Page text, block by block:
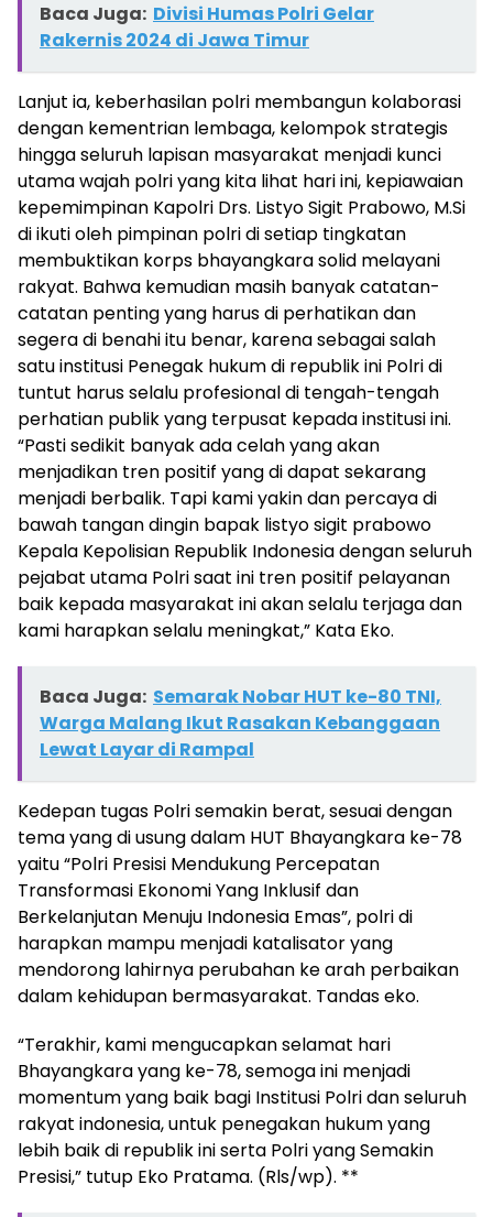
Baca Juga: Divisi Humas Polri Gelar
Rakernis 2024 di Jawa Timur
Lanjut ia, keberhasilan polri membangun kolaborasi
dengan kementrian lembaga, kelompok strategis
hingga seluruh lapisan masyarakat menjadi kunci
utama wajah polri yang kita lihat hari ini, kepiawaian
kepemimpinan Kapolri Drs. Listyo Sigit Prabowo, M.Si
di ikuti oleh pimpinan polri di setiap tingkatan
membuktikan korps bhayangkara solid melayani
rakyat. Bahwa kemudian masih banyak catatan-
catatan penting yang harus di perhatikan dan
segera di benahi itu benar, karena sebagai salah
satu institusi Penegak hukum di republik ini Polri di
tuntut harus selalu profesional di tengah-tengah
perhatian publik yang terpusat kepada institusi ini.
“Pasti sedikit banyak ada celah yang akan
menjadikan tren positif yang di dapat sekarang
menjadi berbalik. Tapi kami yakin dan percaya di
bawah tangan dingin bapak listyo sigit prabowo
Kepala Kepolisian Republik Indonesia dengan seluruh
pejabat utama Polri saat ini tren positif pelayanan
baik kepada masyarakat ini akan selalu terjaga dan
kami harapkan selalu meningkat,” Kata Eko.
Baca Juga: Semarak Nobar HUT ke-80 TNI,
Warga Malang Ikut Rasakan Kebanggaan
Lewat Layar di Rampal
Kedepan tugas Polri semakin berat, sesuai dengan
tema yang di usung dalam HUT Bhayangkara ke-78
yaitu “Polri Presisi Mendukung Percepatan
Transformasi Ekonomi Yang Inklusif dan
Berkelanjutan Menuju Indonesia Emas”, polri di
harapkan mampu menjadi katalisator yang
mendorong lahirnya perubahan ke arah perbaikan
dalam kehidupan bermasyarakat. Tandas eko.
“Terakhir, kami mengucapkan selamat hari
Bhayangkara yang ke-78, semoga ini menjadi
momentum yang baik bagi Institusi Polri dan seluruh
rakyat indonesia, untuk penegakan hukum yang
lebih baik di republik ini serta Polri yang Semakin
Presisi,” tutup Eko Pratama. (Rls/wp). **